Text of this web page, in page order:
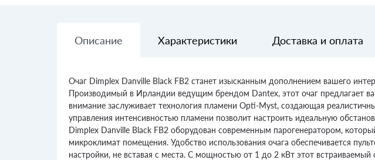
Описание Характеристики Доставка и оплата
Очаг Dimplex Danville Black FB2 станет изысканным дополнением вашего
Производимый в Ирландии ведущим брендом Dantex, этот очаг предлагает
внимание заслуживает технология пламени Opti-Myst, создающая
управления интенсивностью пламени позволит настроить идеальную
Dimplex Danville Black FB2 оборудован современным парогенератором,
микроклимат помещения. Удобство использования очага обеспечивается
настройки, не вставая с места. С мощностью от 1 до 2 кВт этот